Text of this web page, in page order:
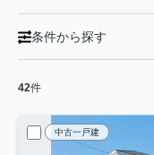
条件から探す
42件
中古一戸建